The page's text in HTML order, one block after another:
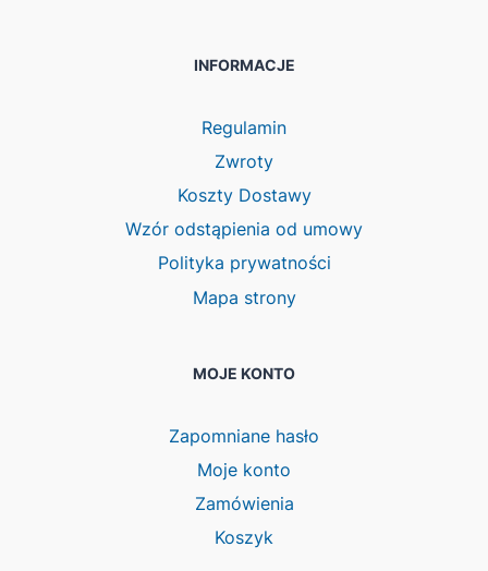
INFORMACJE
Regulamin
Zwroty
Koszty Dostawy
Wzór odstąpienia od umowy
Polityka prywatności
Mapa strony
MOJE KONTO
Zapomniane hasło
Moje konto
Zamówienia
Koszyk